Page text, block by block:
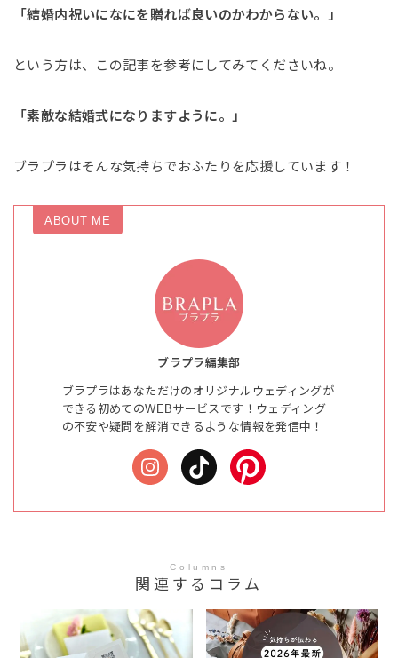
「結婚内祝いになにを贈れば良いのかわからない。」
という方は、この記事を参考にしてみてくださいね。
「素敵な結婚式になりますように。」
ブラプラはそんな気持ちでおふたりを応援しています！
ABOUT ME
ブラプラ編集部
ブラプラはあなただけのオリジナルウェディングが
できる初めてのWEBサービスです！ウェディング
の不安や疑問を解消できるような情報を発信中！
Columns
関連するコラム